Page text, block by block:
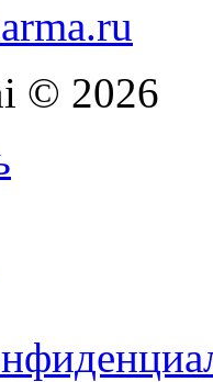
© 2026